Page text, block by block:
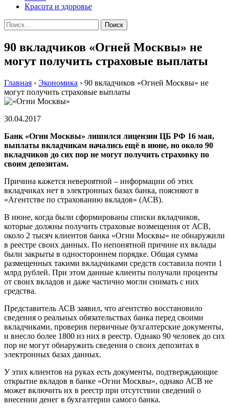
Красота и здоровье
Найти:
90 вкладчиков «Огней Москвы» не
могут получить страховые выплаты
Главная › Экономика › 90 вкладчиков «Огней Москвы» не
могут получить страховые выплаты
30.04.2017
Банк «Огни Москвы» лишился лицензии ЦБ РФ 16 мая,
выплаты вкладчикам начались ещё в июне, но около 90
вкладчиков до сих пор не могут получить страховку по
своим депозитам.
Причина кажется невероятной – информации об этих
вкладчиках нет в электронных базах банка, поясняют в
«Агентстве по страхованию вкладов» (АСВ).
В июне, когда были сформированы списки вкладчиков,
которые должны получить страховые возмещения от АСВ,
около 2 тысяч клиентов банка «Огни Москвы» не обнаружили
в реестре своих данных. По непонятной причине их вклады
были закрыты в одностороннем порядке. Общая сумма
размещенных такими вкладчиками средств составила почти 1
млрд рублей. При этом данные клиенты получали проценты
от своих вкладов и даже частично могли снимать с них
средства.
Представитель АСВ заявил, что агентство восстановило
сведения о реальных обязательствах банка перед своими
вкладчиками, проверив первичные бухгалтерские документы,
и внесло более 1800 из них в реестр. Однако 90 человек до сих
пор не могут обнаружить сведения о своих депозитах в
электронных базах данных.
У этих клиентов на руках есть документы, подтверждающие
открытие вкладов в банке «Огни Москвы», однако АСВ не
может включить их в реестр при отсутствии сведений о
внесении денег в бухгалтерии самого банка.